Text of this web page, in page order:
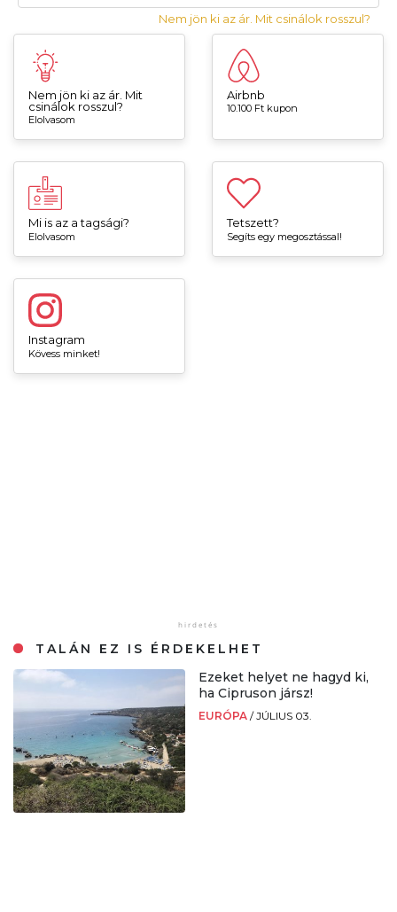
Nem jön ki az ár. Mit csinálok rosszul?
Nem jön ki az ár. Mit
csinálok rosszul?
Elolvasom
Airbnb
10.100 Ft kupon
Mi is az a tagsági?
Elolvasom
Tetszett?
Segíts egy megosztással!
Instagram
Kövess minket!
TALÁN EZ IS ÉRDEKELHET
Ezeket helyet ne hagyd ki,
ha Cipruson jársz!
EURÓPA /JÚLIUS 03.